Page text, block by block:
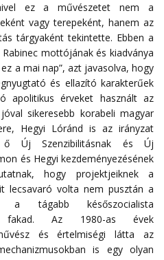
ez a művészetet nem a
vagy terepeként, hanem az
tárgyaként tekintette. Ebben a
mottójának és kiadványa
a mai nap”, azt javasolva, hogy
és ellazító karakterűek
apolitikus érveket használt az
sikeresebb korabeli magyar
Hegyi Lóránd is az irányzat
ő Új Szenzibilitásnak és Új
és Hegyi kezdeményezésének
hogy projektjeiknek a
lecsavaró volta nem pusztán a
a tágabb későszocialista
fakad. Az 1980-as évek
és értelmiségi látta az
is egy olyan